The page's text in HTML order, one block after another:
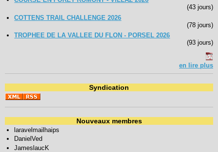
(43 jours)
COTTENS TRAIL CHALLENGE 2026
(78 jours)
TROPHEE DE LA VALLEE DU FLON - PORSEL 2026
(93 jours)
en lire plus
Syndication
Nouveaux membres
laravelmailhaips
DanielVed
JameslaucK